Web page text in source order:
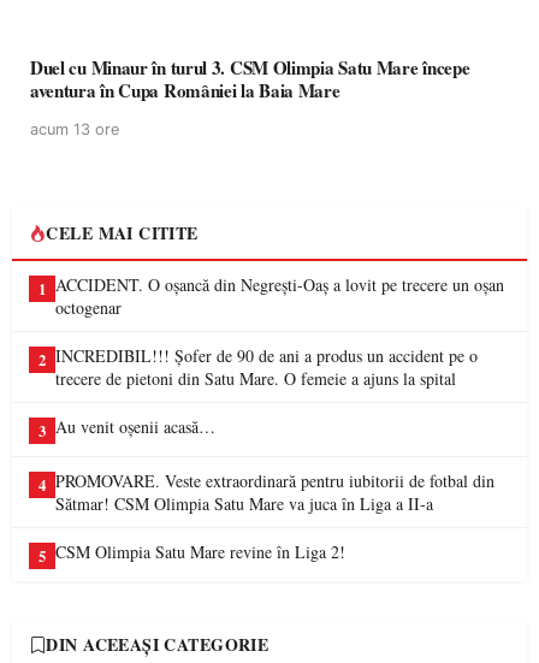
Duel cu Minaur în turul 3. CSM Olimpia Satu Mare începe
aventura în Cupa României la Baia Mare
acum 13 ore
CELE MAI CITITE
1 ACCIDENT. O oșancă din Negrești-Oaș a lovit pe trecere un oșan
octogenar
2 INCREDIBIL!!! Șofer de 90 de ani a produs un accident pe o
trecere de pietoni din Satu Mare. O femeie a ajuns la spital
3 Au venit oșenii acasă…
4 PROMOVARE. Veste extraordinară pentru iubitorii de fotbal din
Sătmar! CSM Olimpia Satu Mare va juca în Liga a II-a
5 CSM Olimpia Satu Mare revine în Liga 2!
DIN ACEEAȘI CATEGORIE